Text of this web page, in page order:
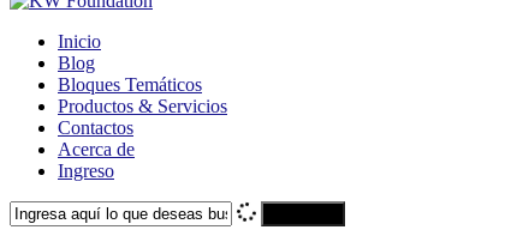
Inicio
Blog
Bloques Temáticos
Productos & Servicios
Contactos
Acerca de
Ingreso